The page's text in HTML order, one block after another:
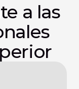
a las